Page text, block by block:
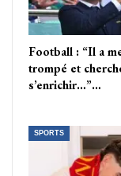
Football : “Il a
trompé et
s’enrichir…”…
SPORTS